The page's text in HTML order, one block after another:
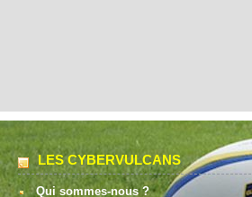
LES CYBERVULCANS
Qui sommes-nous ?